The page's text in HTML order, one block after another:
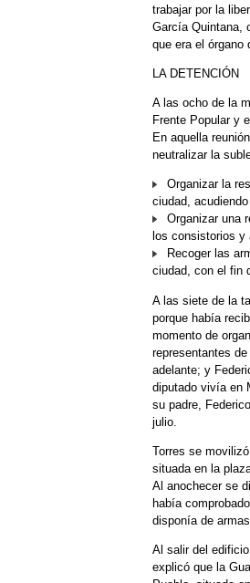
trabajar por la
García Quintana,
que era el órgano
LA DETENCIÓN
A las ocho de la
Frente Popular y
En aquella
neutralizar la
Organizar la
ciudad,
Organizar una
los consistorios y
Recoger las
ciudad, con el fin
A las siete de la
porque había
momento de
representantes
adelante; y
diputado vivía en
su padre,
julio.
Torres se
situada en la
Al anochecer se
había
disponía de
Al salir del
explicó que la